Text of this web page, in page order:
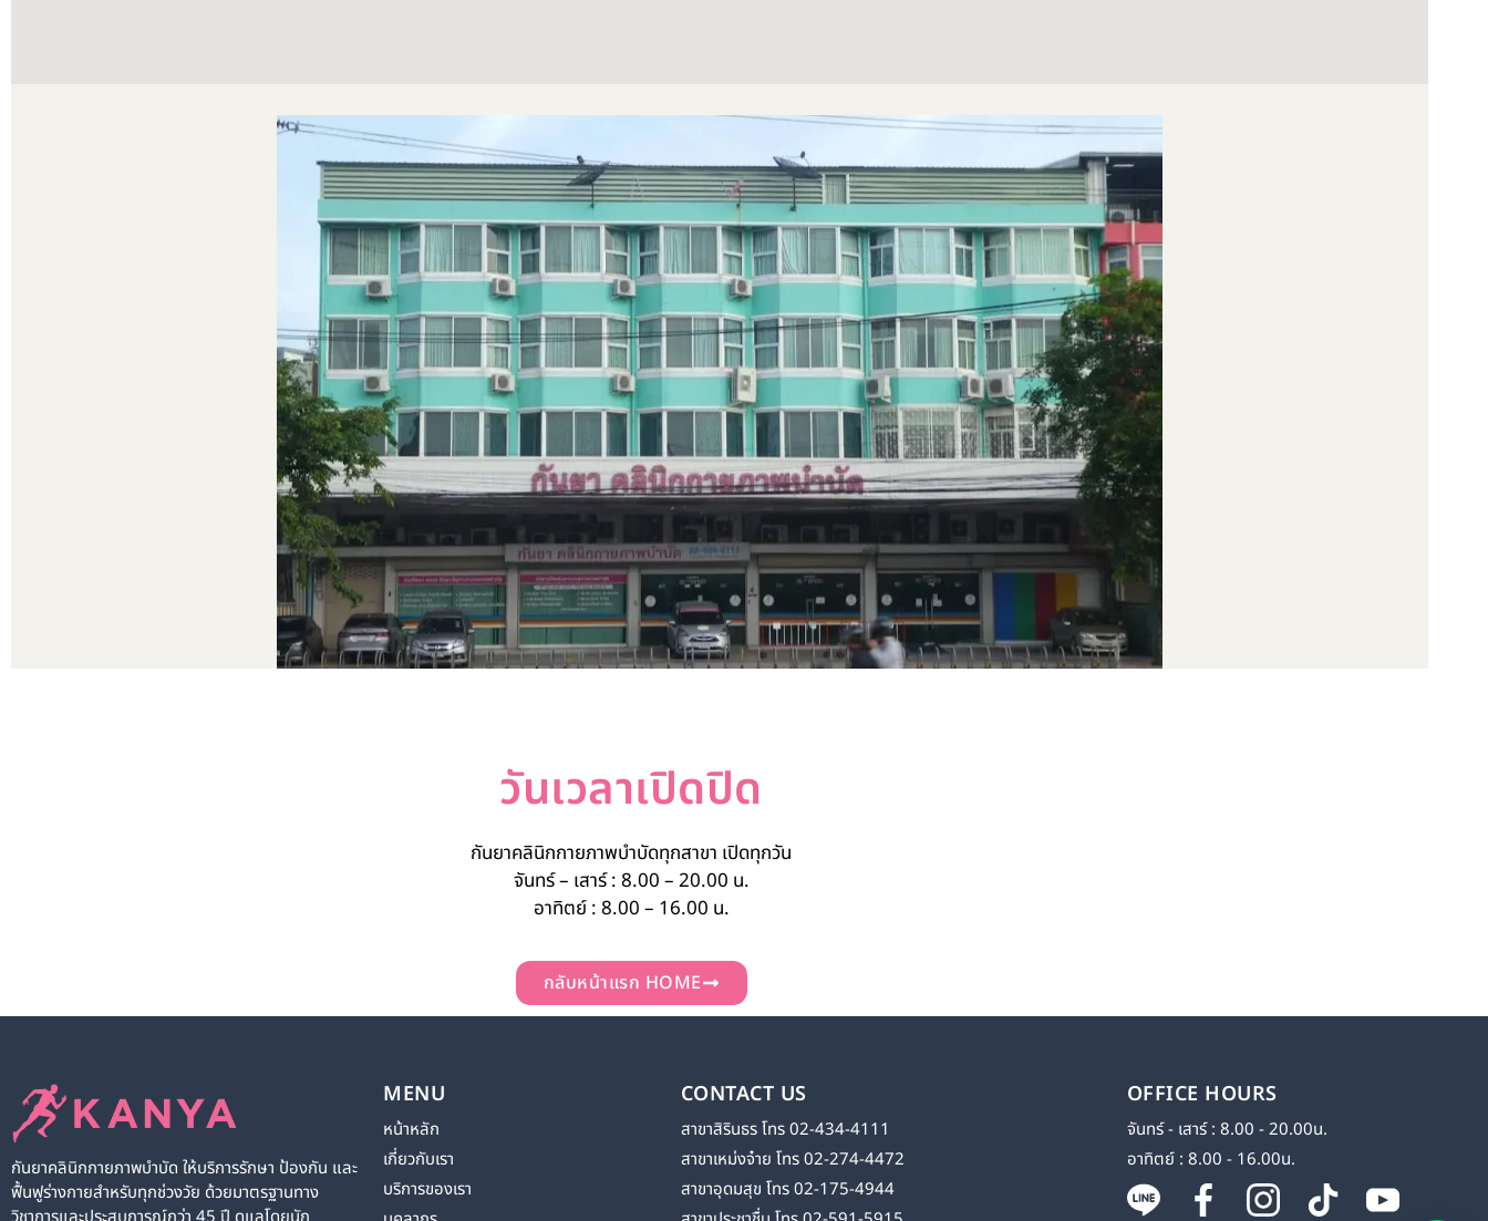
วันเวลาเปิดปิด
กันยาคลินิกกายภาพบำบัดทุกสาขา เปิดทุกวัน
จันทร์ – เสาร์ : 8.00 – 20.00 น.
อาทิตย์ : 8.00 – 16.00 น.
กลับหน้าแรก HOME
กันยาคลินิกกายภาพบำบัด ให้บริการรักษา ป้องกัน และ
ฟื้นฟูร่างกายสำหรับทุกช่วงวัย ด้วยมาตรฐานทาง
MENU
หน้าหลัก
เกี่ยวกับเรา
บริการของเรา
CONTACT US
สาขาสิรินธร โทร 02-434-4111
สาขาเหม่งจ๋าย โทร 02-274-4472
สาขาอุดมสุข โทร 02-175-4944
OFFICE HOURS
จันทร์ - เสาร์ : 8.00 - 20.00น.
อาทิตย์ : 8.00 - 16.00น.